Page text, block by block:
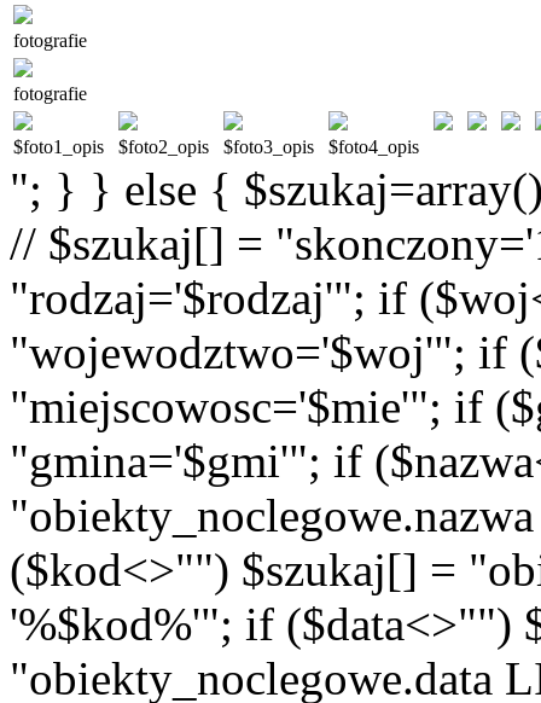
fotografie
fotografie
$foto1_opis $foto2_opis $foto3_opis $foto4_opis
"; } } else {
// $szukaj[] =
"rodzaj='$rodzaj'"; if
"wojewodztwo='$woj'"; if
"miejscowosc='$mie'"; if
"gmina='$gmi'"; if
($kod<>"") $szukaj[] =
'%$kod%'"; if ($data<>"")
"obiekty_noclegowe.data